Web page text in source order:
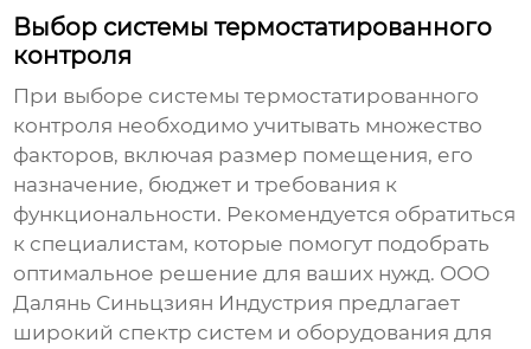
Выбор системы термостатированного
контроля
При выборе системытермостатированного
контроля необходимо учитывать множество
факторов, включая размер помещения, его
назначение, бюджет и требования к
функциональности. Рекомендуется обратиться
к специалистам, которые помогут подобрать
оптимальное решение для ваших нужд. ООО
Далянь Синьцзиян Индустрия предлагает
широкий спектр систем и оборудования для